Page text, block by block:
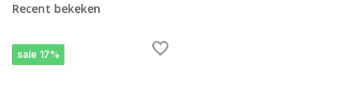
Recent bekeken
sale 17%